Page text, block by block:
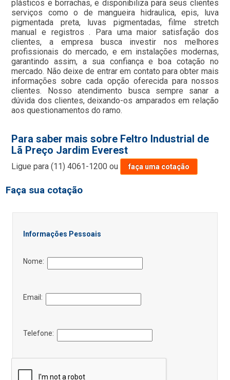
plásticos e borrachas, e disponibiliza para seus clientes
serviços como o de mangueira hidraulica, epis, luva
pigmentada preta, luvas pigmentadas, filme stretch
manual e registros . Para uma maior satisfação dos
clientes, a empresa busca investir nos melhores
profissionais do mercado, e em instalações modernas,
garantindo assim, a sua confiança e boa cotação no
mercado. Não deixe de entrar em contato para obter mais
informações sobre cada opção oferecida para nossos
clientes. Nosso atendimento busca sempre sanar a
dúvida dos clientes, deixando-os amparados em relação
aos questionamentos do ramo.
Para saber mais sobre Feltro Industrial de
Lã Preço Jardim Everest
Ligue para(11) 4061-1200 ou faça uma cotação
Faça sua cotação
Informações Pessoais
Nome:
Email:
Telefone: